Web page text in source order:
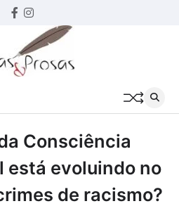
Facebook
instagram
Consciência
está evoluindo no
de racismo?